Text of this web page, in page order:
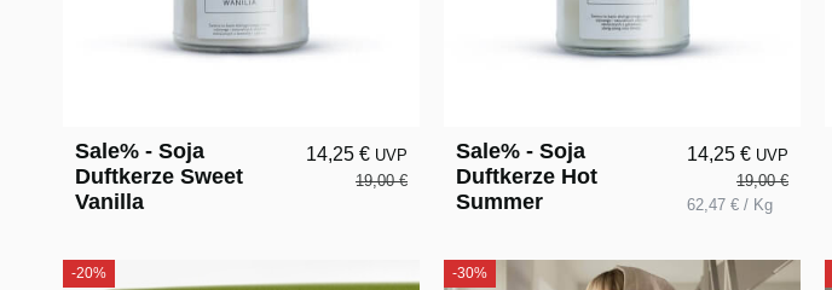
Sale% - Soja
Duftkerze Sweet
Vanilla
14,25 € UVP
19,00 €
Sale% - Soja
Duftkerze Hot
Summer
14,25 € UVP
19,00 €
62,47 € / Kg
-20% -30%